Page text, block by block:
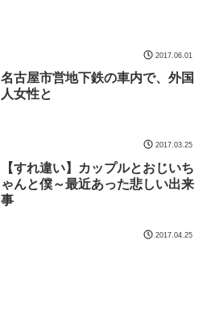
2017.06.01
名古屋市営地下鉄の車内で、外国
人女性と
2017.03.25
【すれ違い】カップルとおじいち
ゃんと僕～最近あった悲しい出来
事
2017.04.25